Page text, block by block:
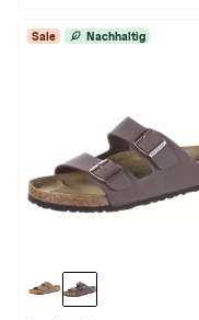
Sale Nachhaltig